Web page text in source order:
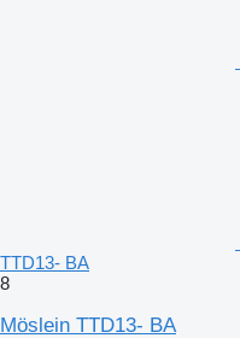
TTD13- BA
8
Möslein TTD13- BA